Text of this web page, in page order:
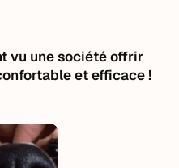
vu une société offrir
et efficace !